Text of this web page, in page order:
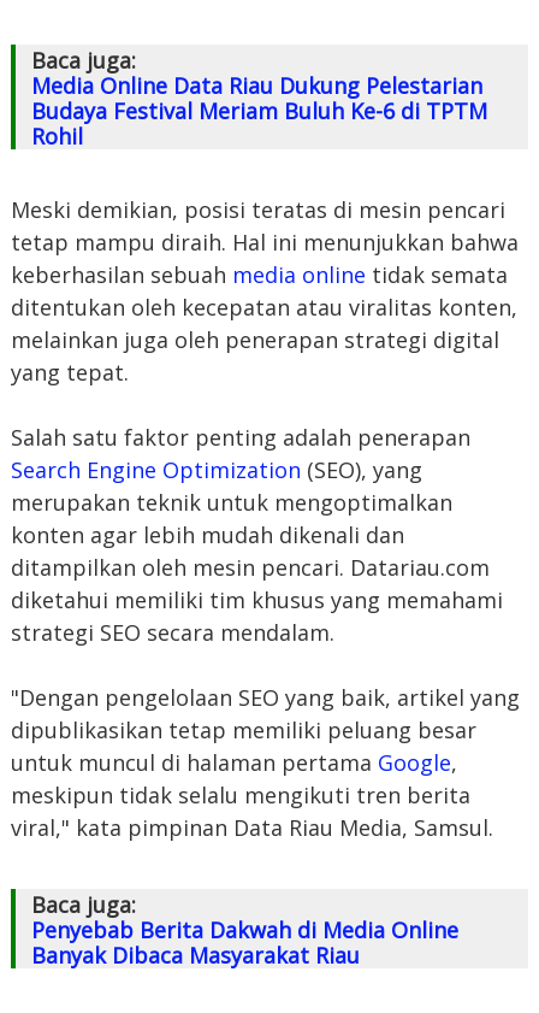
Baca juga:
Media Online Data Riau Dukung Pelestarian
Budaya Festival Meriam Buluh Ke-6 di TPTM
Rohil
Meski demikian, posisi teratas di mesin pencari
tetap mampu diraih. Hal ini menunjukkan bahwa
keberhasilan sebuah media online tidak semata
ditentukan oleh kecepatan atau viralitas konten,
melainkan juga oleh penerapan strategi digital
yang tepat.
Salah satu faktor penting adalah penerapan
Search Engine Optimization (SEO), yang
merupakan teknik untuk mengoptimalkan
konten agar lebih mudah dikenali dan
ditampilkan oleh mesin pencari. Datariau.com
diketahui memiliki tim khusus yang memahami
strategi SEO secara mendalam.
"Dengan pengelolaan SEO yang baik, artikel yang
dipublikasikan tetap memiliki peluang besar
untuk muncul di halaman pertama Google,
meskipun tidak selalu mengikuti tren berita
viral," kata pimpinan Data Riau Media, Samsul.
Baca juga:
Penyebab Berita Dakwah di Media Online
Banyak Dibaca Masyarakat Riau